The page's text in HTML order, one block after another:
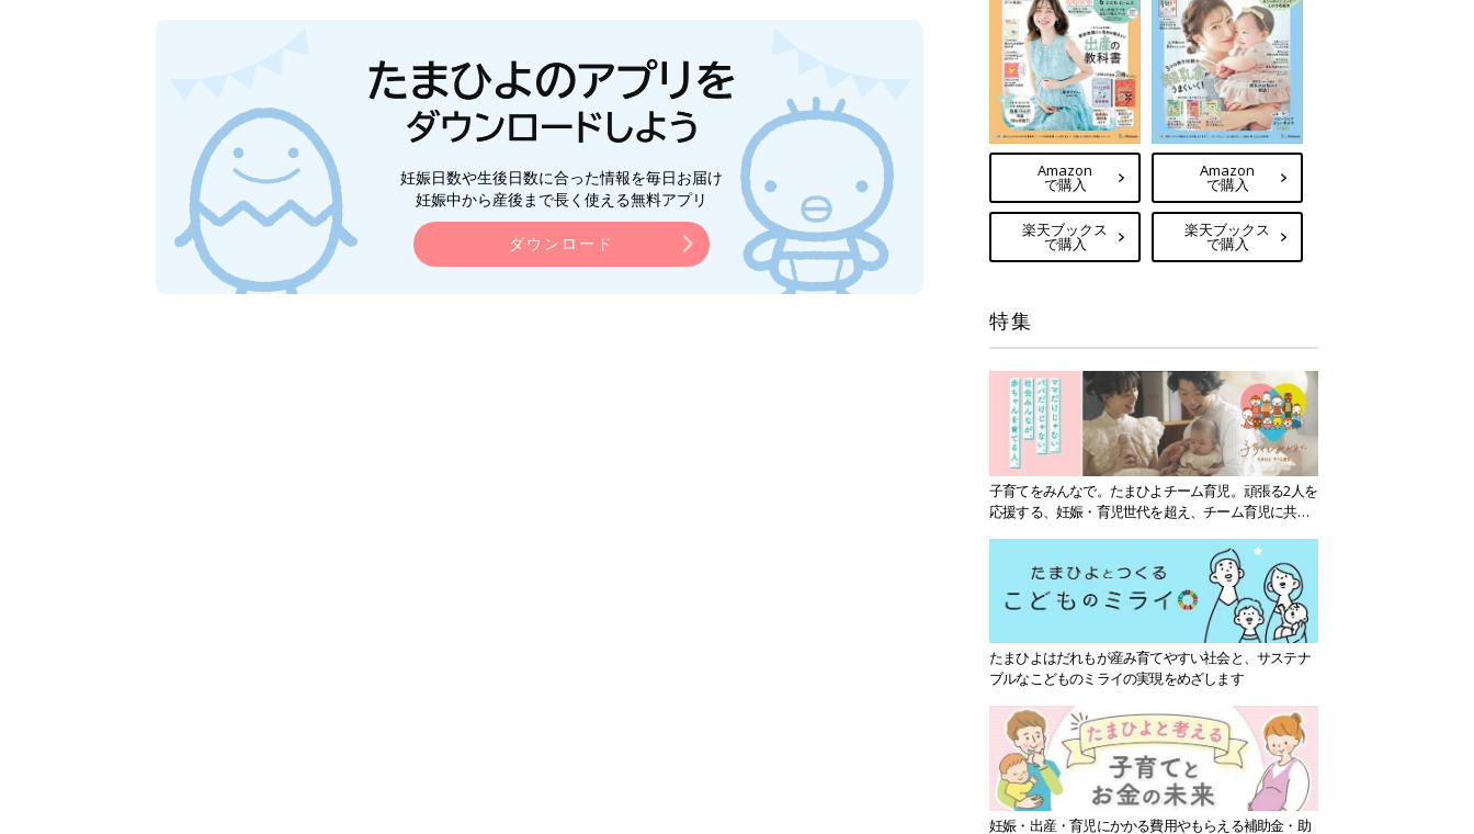
妊娠日数や生後日数に合った情報を毎日お届け
妊娠中から産後まで長く使える無料アプリ
ダウンロード
Amazon
で購入
楽天ブックス
で購入
Amazon
で購入
楽天ブックス
で購入
特集
子育てをみんなで。たまひよチーム育児。頑張る2人を
応援する、妊娠・育児世代を超え、チーム育児に共感
たまひよはだれもが産み育てやすい社会と、サステナ
ブルなこどものミライの実現をめざします
妊娠・出産・育児にかかる費用やもらえる補助金・助